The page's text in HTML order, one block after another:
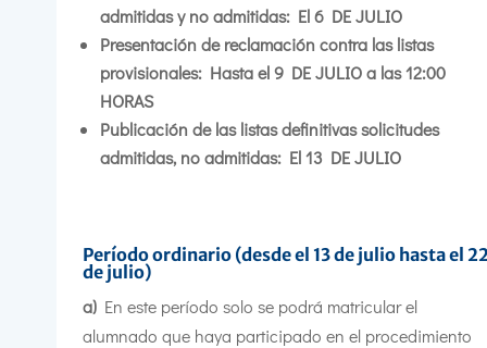
admitidas y no admitidas: El 6 DE JULIO
Presentación de reclamación contra las listas
provisionales: Hasta el 9 DE JULIO a las 12:00
HORAS
Publicación de las listas definitivas solicitudes
admitidas, no admitidas: El 13 DE JULIO
Período ordinario (desde el 13 de julio hasta el
de julio)
a) En este período solo se podrá matricular el
alumnado que haya participado en el procedimiento